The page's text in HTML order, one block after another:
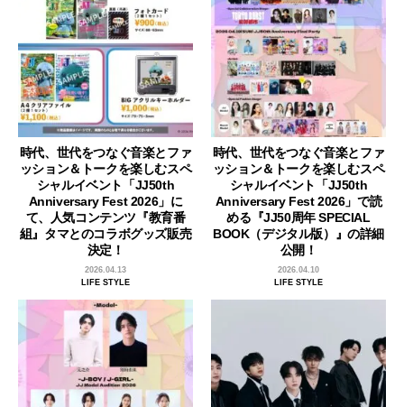
時代、世代をつなぐ音楽とファ
ッション＆トークを楽しむスペ
シャルイベント「JJ50th
Anniversary Fest 2026」に
て、人気コンテンツ『教育番
組』タマとのコラボグッズ販売
決定！
2026.04.13
LIFE STYLE
時代、世代をつなぐ音楽とファ
ッション＆トークを楽しむスペ
シャルイベント「JJ50th
Anniversary Fest 2026」で読
める『JJ50周年 SPECIAL
BOOK（デジタル版）』の詳細
公開！
2026.04.10
LIFE STYLE